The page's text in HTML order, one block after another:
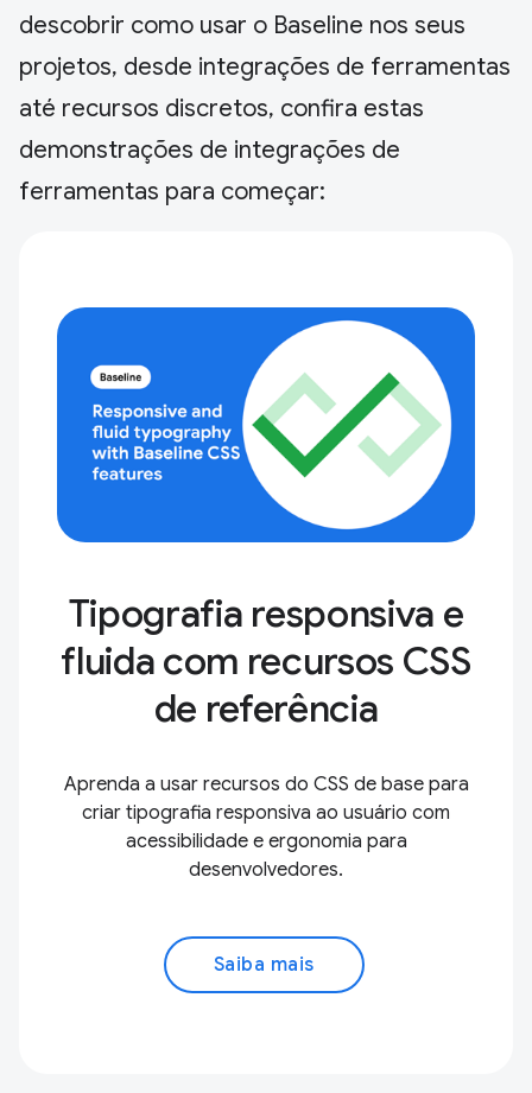
descobrir como usar o Baseline nos seus
projetos, desde integrações de ferramentas
até recursos discretos, confira estas
demonstrações de integrações de
ferramentas para começar:
Tipografia responsiva e
fluida com recursos CSS
de referência
Aprenda a usar recursos do CSS de base para
criar tipografia responsiva ao usuário com
acessibilidade e ergonomia para
desenvolvedores.
Saiba mais